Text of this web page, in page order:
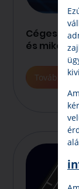
Céges
és mikor
Tovább